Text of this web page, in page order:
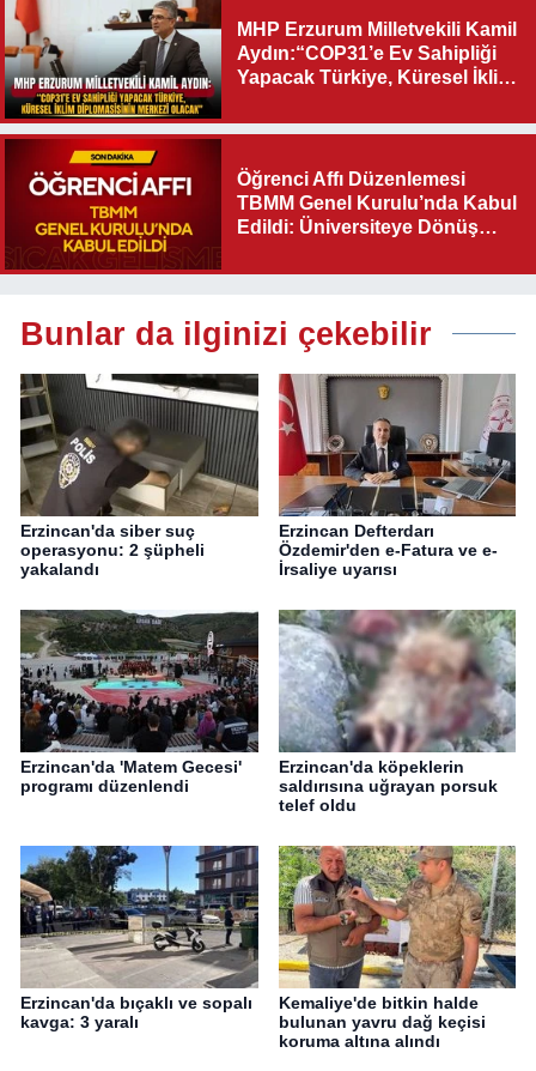
MHP Erzurum Milletvekili Kamil
Aydın:“COP31’e Ev Sahipliği
Yapacak Türkiye, Küresel İklim
Olacak"
Öğrenci Affı Düzenlemesi
TBMM Genel Kurulu’nda Kabul
Edildi: Üniversiteye Dönüş
Bunlar da ilginizi çekebilir
Erzincan'da siber suç
operasyonu: 2 şüpheli
yakalandı
Erzincan Defterdarı
Özdemir'den e-Fatura ve e-
İrsaliye uyarısı
Erzincan'da 'Matem Gecesi'
programı düzenlendi
Erzincan'da köpeklerin
saldırısına uğrayan porsuk
telef oldu
Erzincan'da bıçaklı ve sopalı
kavga: 3 yaralı
Kemaliye'de bitkin halde
bulunan yavru dağ keçisi
koruma altına alındı